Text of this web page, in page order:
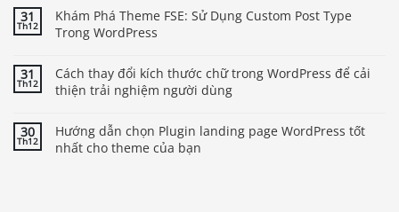
31
Th12
Khám Phá Theme FSE: Sử Dụng Custom Post Type
Trong WordPress
31
Th12
Cách thay đổi kích thước chữ trong WordPress để cải
thiện trải nghiệm người dùng
30
Th12
Hướng dẫn chọn Plugin landing page WordPress tốt
nhất cho theme của bạn